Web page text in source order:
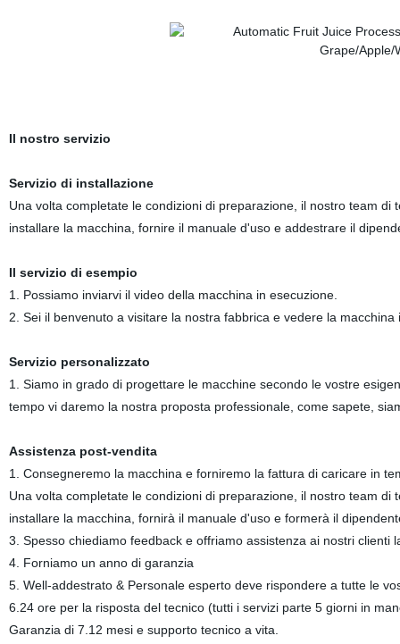
Il nostro servizio
Servizio di installazione
Una volta completate le condizioni di preparazione, il nostro team
installare la macchina, fornire il manuale d'uso e addestrare il
Il servizio di esempio
1. Possiamo inviarvi il video della macchina in esecuzione.
2. Sei il benvenuto a visitare la nostra fabbrica e vedere la macchina
Servizio personalizzato
1. Siamo in grado di progettare le macchine secondo le vostre
tempo vi daremo la nostra proposta professionale, come sapete,
Assistenza post-vendita
1. Consegneremo la macchina e forniremo la fattura di caricare in
Una volta completate le condizioni di preparazione, il nostro team
installare la macchina, fornirà il manuale d'uso e formerà il
3. Spesso chiediamo feedback e offriamo assistenza ai nostri
4. Forniamo un anno di garanzia
5. Well-addestrato & Personale esperto deve rispondere a tutte le
6.24 ore per la risposta del tecnico (tutti i servizi parte 5 giorni in
Garanzia di 7.12 mesi e supporto tecnico a vita.